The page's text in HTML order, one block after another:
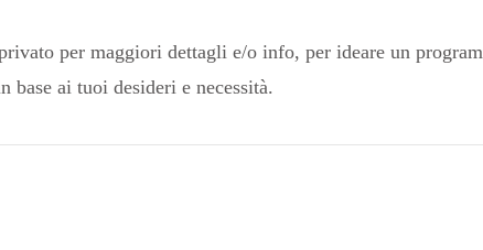
per maggiori dettagli e/o info, per ideare un
base ai tuoi desideri e necessità.